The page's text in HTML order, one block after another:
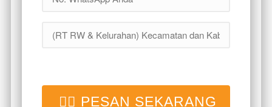
👉🏻 PESAN SEKARANG